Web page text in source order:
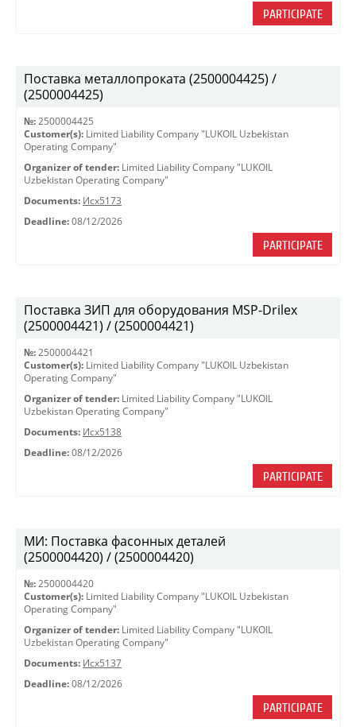
PARTICIPATE
Поставка металлопроката (2500004425) /
(2500004425)
№: 2500004425
Customer(s): Limited Liability Company "LUKOIL Uzbekistan
Operating Company"
Organizer of tender: Limited Liability Company "LUKOIL
Uzbekistan Operating Company"
Documents: Исх5173
Deadline: 08/12/2026
PARTICIPATE
Поставка ЗИП для оборудования MSP-Drilex
(2500004421) / (2500004421)
№: 2500004421
Customer(s): Limited Liability Company "LUKOIL Uzbekistan
Operating Company"
Organizer of tender: Limited Liability Company "LUKOIL
Uzbekistan Operating Company"
Documents: Исх5138
Deadline: 08/12/2026
PARTICIPATE
МИ: Поставка фасонных деталей
(2500004420) / (2500004420)
№: 2500004420
Customer(s): Limited Liability Company "LUKOIL Uzbekistan
Operating Company"
Organizer of tender: Limited Liability Company "LUKOIL
Uzbekistan Operating Company"
Documents: Исх5137
Deadline: 08/12/2026
PARTICIPATE